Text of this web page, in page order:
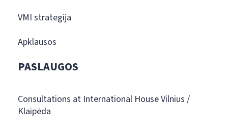
VMI strategija
Apklausos
PASLAUGOS
Consultations at International House Vilnius /
Klaipėda